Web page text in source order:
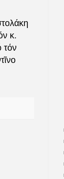
κ.
τόν